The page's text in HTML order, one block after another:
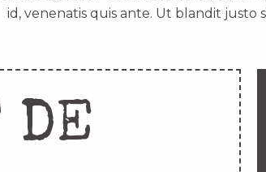
id, venenatis quis ante. Ut blandit justo
DE